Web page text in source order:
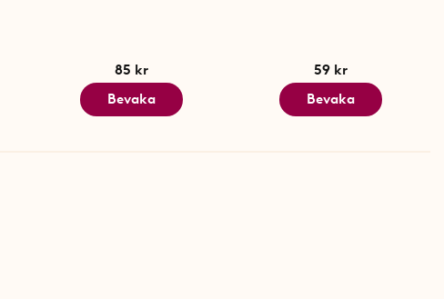
85 kr
Bevaka
59 kr
Bevaka